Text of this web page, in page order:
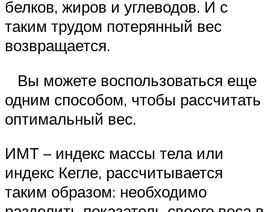
белков, жиров и углеводов. И с
таким трудом потерянный вес
возвращается.
Вы можете воспользоваться еще
одним способом, чтобы рассчитать
оптимальный вес.
ИМТ – индекс массы тела или
индекс Кегле, рассчитывается
таким образом: необходимо